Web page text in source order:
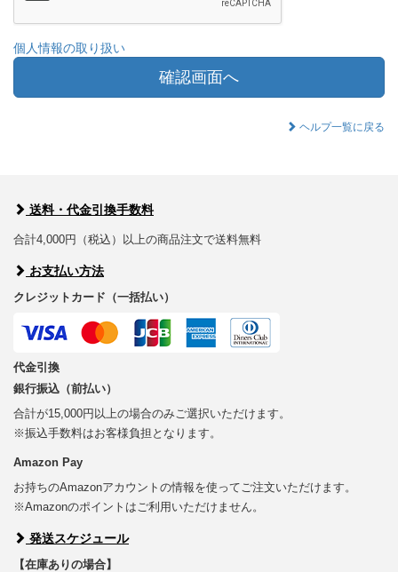
個人情報の取り扱い
確認画面へ
ヘルプ一覧に戻る
送料・代金引換手数料
合計4,000円（税込）以上の商品注文で送料無料
お支払い方法
クレジットカード（一括払い）
代金引換
銀行振込（前払い）
合計が15,000円以上の場合のみご選択いただけます。
※振込手数料はお客様負担となります。
Amazon Pay
お持ちのAmazonアカウントの情報を使ってご注文いただけます。
※Amazonのポイントはご利用いただけません。
発送スケジュール
【在庫ありの場合】